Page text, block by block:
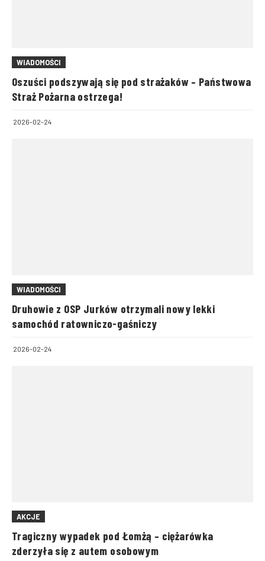
WIADOMOŚCI
Oszuści podszywają się pod strażaków – Państwowa
Straż Pożarna ostrzega!
2026-02-24
WIADOMOŚCI
Druhowie z OSP Jurków otrzymali nowy lekki
samochód ratowniczo-gaśniczy
2026-02-24
AKCJE
Tragiczny wypadek pod Łomżą – ciężarówka
zderzyła się z autem osobowym